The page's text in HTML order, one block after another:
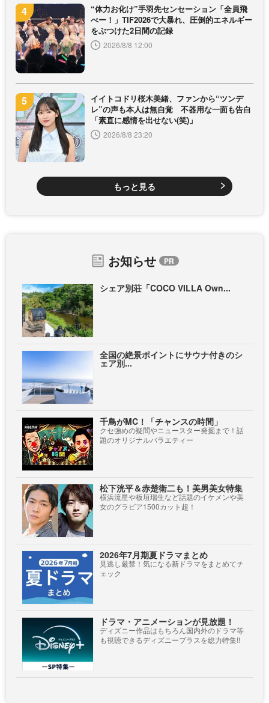
“体力お化け”手羽先センセーション「全員飛
べー！」TIF2026で大暴れ、圧倒的エネルギー
をぶつけた2日間の記録
2026/8/8 12:00
イイトコドリ桜木美緒、ファンから“ツンデ
レ”の声も本人は無自覚 不器用な一面も告白
「素直に感情を出せない(笑)」
2026/8/8 23:20
もっと見る
お知らせ
シェア別荘「COCO VILLA Own...
全国の絶景ポイントにサウナ付きのシ
ェア別...
千鳥がMC！「チャンスの時間」
クセ強めの疑問やニュースター発掘まで！話
題のオリジナルバラエティー
松下洸平＆赤楚衛二も！美男美女特集
横浜流星や板垣瑞生など話題のイケメンや美
女のグラビア1500カット超！
2026年7月期夏ドラマまとめ
見逃し厳禁！気になる新ドラマをまとめてチ
ェック
ドラマ・アニメーションが見放題！
ディズニー作品はもちろん国内外のドラマ等
も視聴できるディズニープラスを総力特集!!